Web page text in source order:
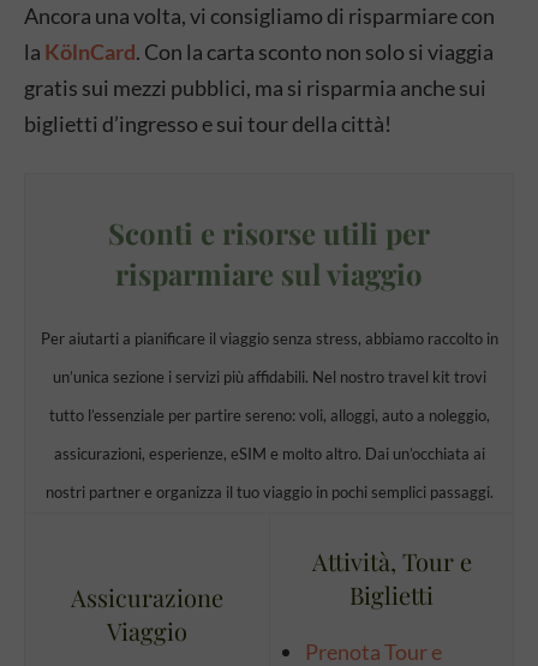
Ancora una volta, vi consigliamo di risparmiare con
la KölnCard. Con la carta sconto non solo si viaggia
gratis sui mezzi pubblici, ma si risparmia anche sui
biglietti d’ingresso e sui tour della città!
Sconti e risorse utili per
risparmiare sul viaggio
Per aiutarti a pianificare il viaggio senza stress, abbiamo raccolto in
un’unica sezione i servizi più affidabili. Nel nostro travel kit trovi
tutto l’essenziale per partire sereno: voli, alloggi, auto a noleggio,
assicurazioni, esperienze, eSIM e molto altro. Dai un’occhiata ai
nostri partner e organizza il tuo viaggio in pochi semplici passaggi.
Assicurazione
Viaggio
Attività, Tour e
Biglietti
Prenota Tour e